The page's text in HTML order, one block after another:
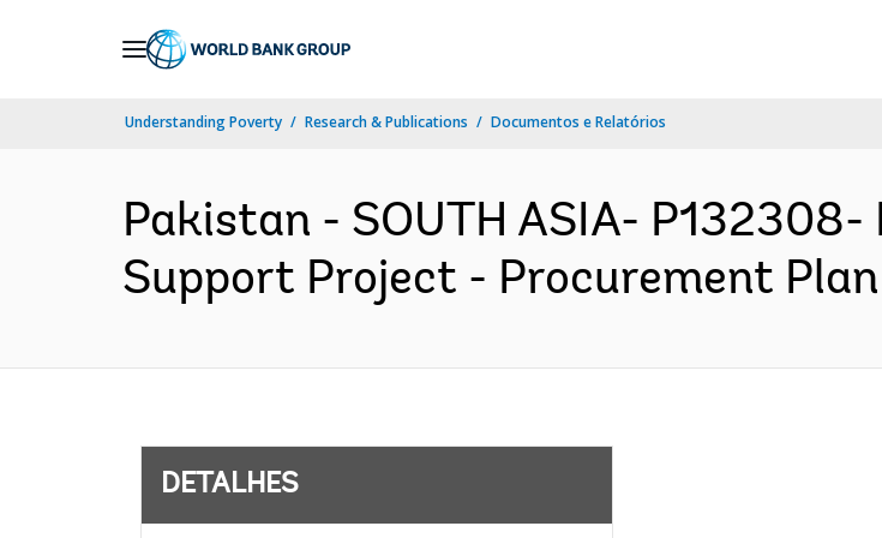
Understanding Poverty Research & Publications Documentos e Relatórios
Pakistan - SOUTH ASIA-
Support Project - Procurement Plan
DETALHES